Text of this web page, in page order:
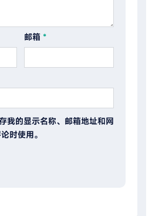
邮箱 *
我的显示名称、邮箱地址和网
时使用。